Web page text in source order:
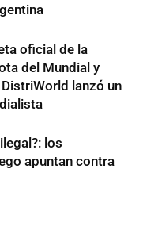
oficial de la
del Mundial y
lanzó un
los
apuntan contra